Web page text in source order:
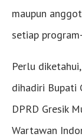
maupun
setiap
Perlu
dihadiri Bupati
DPRD Gresik
Wartawan